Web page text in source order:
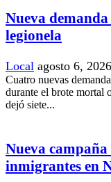
Nueva
legionela
Local agosto 6, 2026
Cuatro nuevas
durante el brote mortal
dejó siete...
Nueva campaña
inmigrantes en